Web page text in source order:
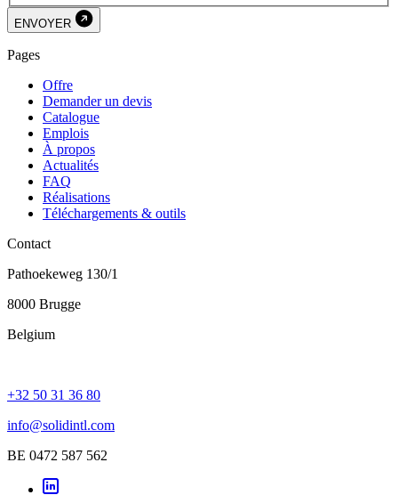
ENVOYER
Pages
Offre
Demander un devis
Catalogue
Emplois
À propos
Actualités
FAQ
Réalisations
Téléchargements & outils
Contact
Pathoekeweg 130/1
8000 Brugge
Belgium
+32 50 31 36 80
info@solidintl.com
BE 0472 587 562